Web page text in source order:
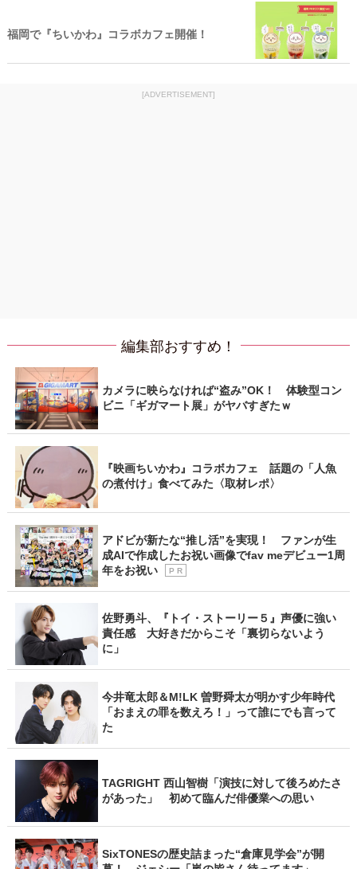
福岡で『ちいかわ』コラボカフェ開催！
[ADVERTISEMENT]
編集部おすすめ！
カメラに映らなければ“盗み”OK！ 体験型コン
ビニ「ギガマート展」がヤバすぎたｗ
『映画ちいかわ』コラボカフェ 話題の「人魚
の煮付け」食べてみた〈取材レポ〉
アドビが新たな“推し活”を実現！ ファンが生
成AIで作成したお祝い画像でfav meデビュー1周
年をお祝い
P R
佐野勇斗、『トイ・ストーリー５』声優に強い
責任感 大好きだからこそ「裏切らないよう
に」
今井竜太郎＆M!LK 曽野舜太が明かす少年時代
「おまえの罪を数えろ！」って誰にでも言って
た
TAGRIGHT 西山智樹「演技に対して後ろめたさ
があった」 初めて臨んだ俳優業への思い
SixTONESの歴史詰まった“倉庫見学会”が開